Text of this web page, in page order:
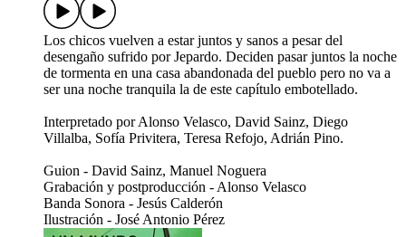
Los chicos vuelven a estar juntos y sanos a pesar del
desengaño sufrido por Jepardo. Deciden pasar juntos la noche
de tormenta en una casa abandonada del pueblo pero no va a
ser una noche tranquila la de este capítulo embotellado.
Interpretado por Alonso Velasco, David Sainz, Diego
Villalba, Sofía Privitera, Teresa Refojo, Adrián Pino.
Guion - David Sainz, Manuel Noguera
Grabación y postproducción - Alonso Velasco
Banda Sonora - Jesús Calderón
Ilustración - José Antonio Pérez